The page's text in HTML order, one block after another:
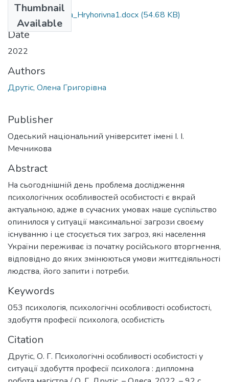
Thumbnail
Available
053_Drutis_Olena_Hryhorivna1.docx (54.68 KB)
Date
2022
Authors
Друтіс, Олена Григорівна
Publisher
Одеський національний університет імені І. І.
Мечникова
Abstract
На сьогоднішній день проблема дослідження
психологічних особливостей особистості є вкрай
актуальною, адже в сучасних умовах наше суспільство
опинилося у ситуації максимальної загрози своєму
існуванню і це стосується тих загроз, які населення
України переживає із початку російського вторгнення,
відповідно до яких змінюються умови життєдіяльності
людства, його запити і потреби.
Keywords
053 психологія, психологічні особливості особистості,
здобуття професії психолога, особистість
Citation
Друтіс, О. Г. Психологічні особливості особистості у
ситуації здобуття професії психолога : дипломна